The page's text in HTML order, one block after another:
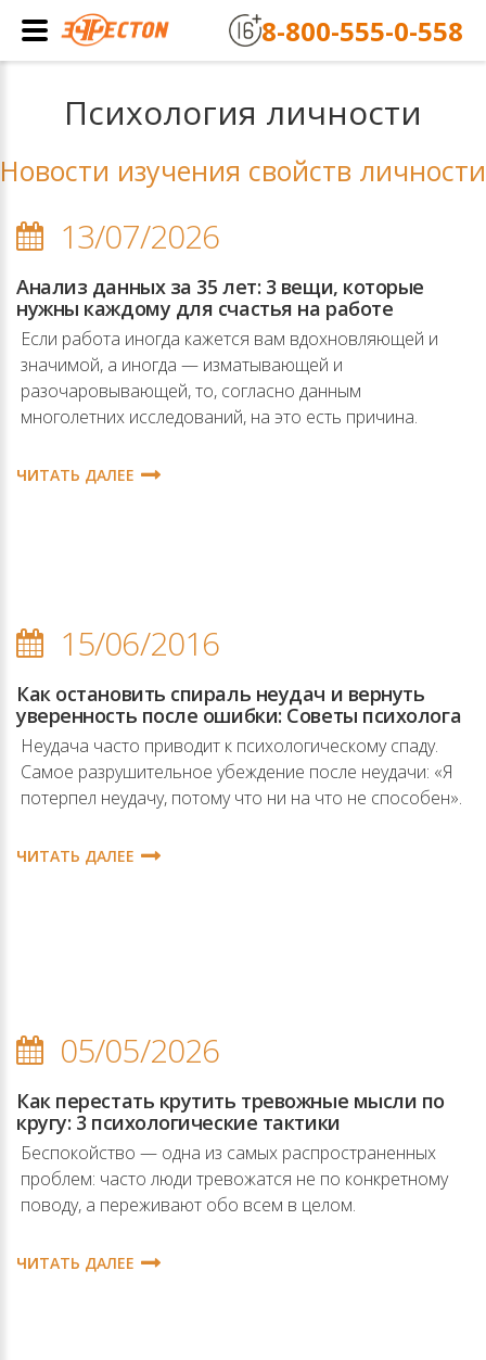
Психология личности
Новости изучения свойств личности
13/07/2026
Анализ данных за 35 лет: 3 вещи, которые
нужны каждому для счастья на работе
Если работа иногда кажется вам вдохновляющей и
значимой, а иногда — изматывающей и
разочаровывающей, то, согласно данным
многолетних исследований, на это есть причина.
ЧИТАТЬ ДАЛЕЕ
15/06/2016
Как остановить спираль неудач и вернуть
уверенность после ошибки: Советы психолога
Неудача часто приводит к психологическому спаду.
Cамое разрушительное убеждение после неудачи: «Я
потерпел неудачу, потому что ни на что не способен».
ЧИТАТЬ ДАЛЕЕ
05/05/2026
Как перестать крутить тревожные мысли по
кругу: 3 психологические тактики
Беспокойство — одна из самых распространенных
проблем: часто люди тревожатся не по конкретному
поводу, а переживают обо всем в целом.
ЧИТАТЬ ДАЛЕЕ
8-800-555-0-558